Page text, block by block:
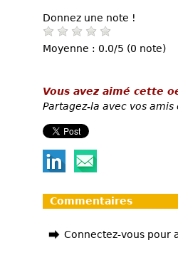
Donnez une note !
Moyenne : 0.0/5 (0 note)
Vous avez aimé cette
Partagez-la avec vos
Commentaires
Connectez-vous pour